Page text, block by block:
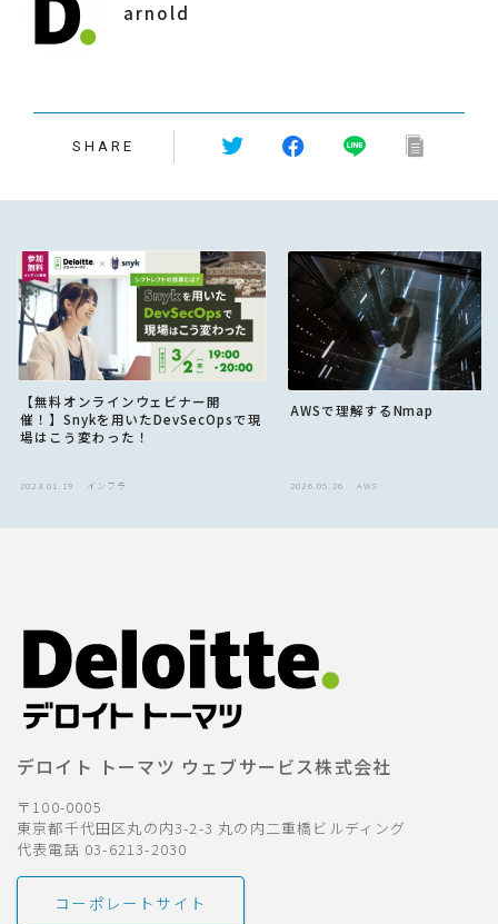
arnold
SHARE
【無料オンラインウェビナー開
催！】Snykを用いたDevSecOpsで現
場はこう変わった！
2023.01.19 インフラ
AWSで理解するNmap
2026.05.26 AWS
デロイト トーマツ ウェブサービス株式会社
〒100-0005
東京都千代田区丸の内3-2-3 丸の内二重橋ビルディング
代表電話 03-6213-2030
コーポレートサイト